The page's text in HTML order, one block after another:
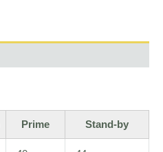
Prime Stand-by